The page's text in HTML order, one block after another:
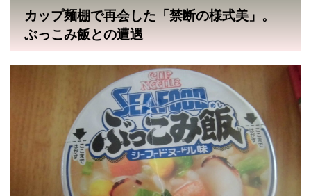
カップ麺棚で再会した「禁断の様式美」。
ぶっこみ飯との遭遇